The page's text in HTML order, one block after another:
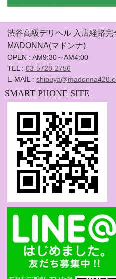
渋谷高級デリヘル 入店経路完
MADONNA(マドンナ)
OPEN : AM9:30～AM4:00
TEL : 03-5728-2756
E-MAIL :
SMART PHONE SITE